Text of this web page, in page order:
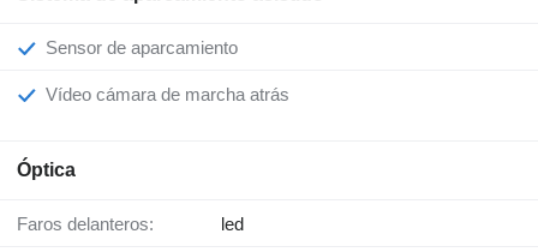
Sensor de aparcamiento
Vídeo cámara de marcha atrás
Óptica
Faros delanteros: led